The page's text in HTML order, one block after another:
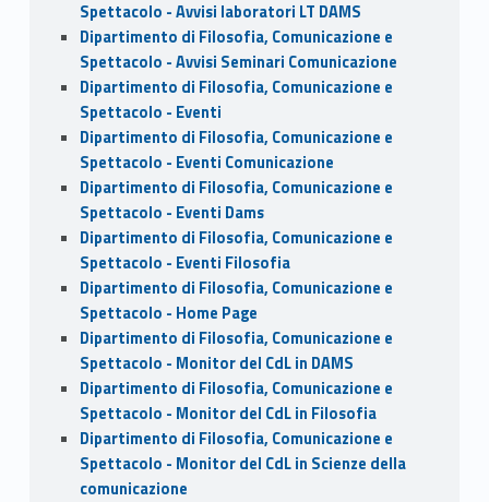
Spettacolo - Avvisi laboratori LT DAMS
Dipartimento di Filosofia, Comunicazione e
Spettacolo - Avvisi Seminari Comunicazione
Dipartimento di Filosofia, Comunicazione e
Spettacolo - Eventi
Dipartimento di Filosofia, Comunicazione e
Spettacolo - Eventi Comunicazione
Dipartimento di Filosofia, Comunicazione e
Spettacolo - Eventi Dams
Dipartimento di Filosofia, Comunicazione e
Spettacolo - Eventi Filosofia
Dipartimento di Filosofia, Comunicazione e
Spettacolo - Home Page
Dipartimento di Filosofia, Comunicazione e
Spettacolo - Monitor del CdL in DAMS
Dipartimento di Filosofia, Comunicazione e
Spettacolo - Monitor del CdL in Filosofia
Dipartimento di Filosofia, Comunicazione e
Spettacolo - Monitor del CdL in Scienze della
comunicazione